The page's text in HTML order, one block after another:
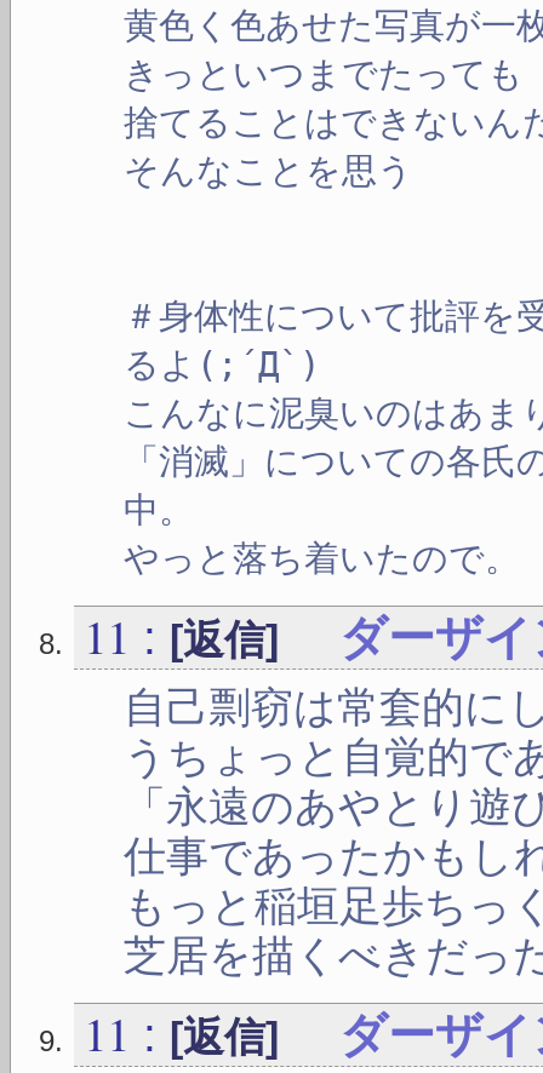
黄色く色あせた写真が一
きっといつまでたっても
捨てることはできないん
そんなことを思う
＃身体性について批評を
るよ(;´Д`)
こんなに泥臭いのはあ
「消滅」についての各
中。
やっと落ち着いたので。
11 : [返信] ダーザ
自己剽窃は常套的に
うちょっと自覚的で
「永遠のあやとり
仕事であったかもし
もっと稲垣足歩ちっ
芝居を描くべきだっ
11 : [返信] ダーザ